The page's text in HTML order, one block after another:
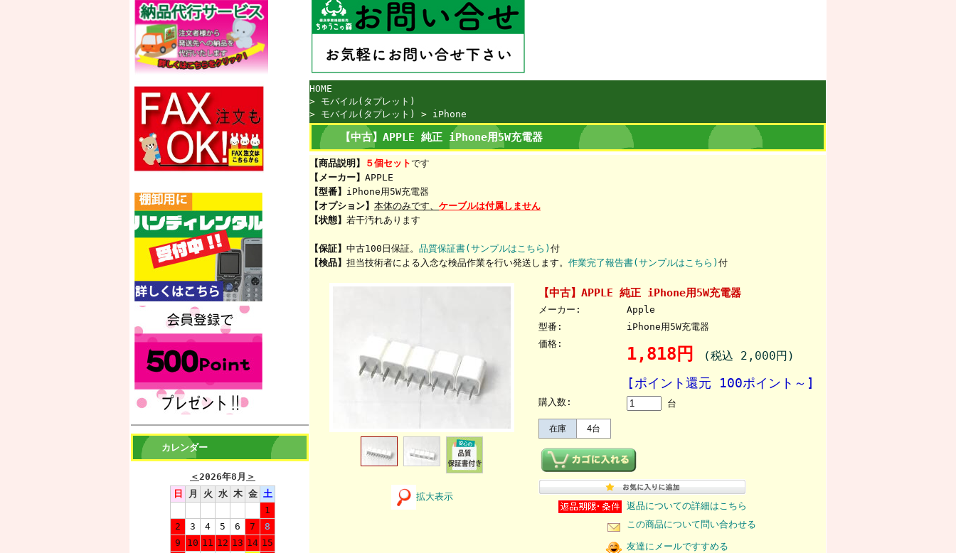
カレンダー
＜2026年8月 ＞
日
月 火 水 木 金 土
1
2
3 4 5 6 7
8
9
10 11 12 13 14 15
HOME
> モバイル(タプレット)
> モバイル(タプレット) > iPhone
【中古】APPLE 純正 iPhone用5W充電器
【商品説明】 ５個セットです
【メーカー】 APPLE
【型番】 iPhone用5W充電器
【オプション】 本体のみです、 ケーブルは付属しません
【状態】 若干汚れあります
【保証】 中古100日保証。 品質保証書(サンプルはこちら) 付
【検品】 担当技術者による入念な検品作業を行い発送します。 作業完了報告書(サンプルはこちら) 付
拡大表示
【中古】APPLE 純正 iPhone用5W充電器
メーカー:
Apple
型番:
iPhone用5W充電器
価格:
1,818円 (税込 2,000円)
[ポイント還元 100ポイント～]
購入数: 台
在庫 4台
返品についての詳細はこちら
この商品について問い合わせる
友達にメールですすめる